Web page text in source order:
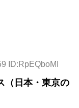
ID:RpEQboMI
（日本・東京の